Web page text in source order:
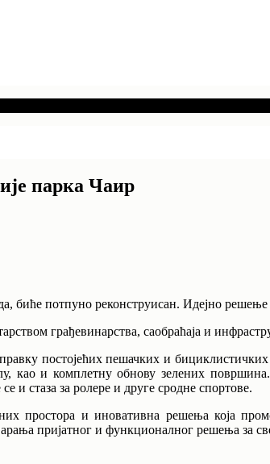
парка Чаир
биће потпуно реконструисан. Идејно
грађевинарства, саобраћаја и
постојећих пешачких и
као и комплетну обнову зелених
и стаза за ролере и друге сродне спортове.
простора и иновативна решења која
пријатног и функционалног решења за